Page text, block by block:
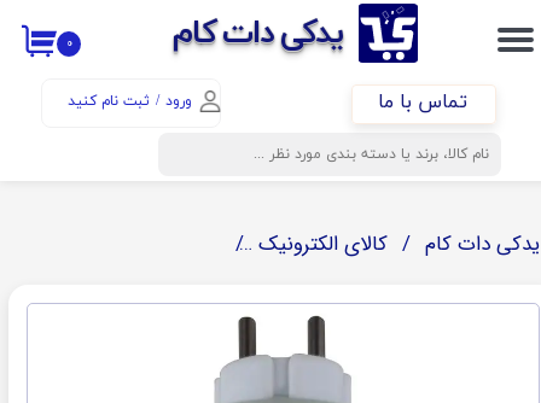
​​یدکی دات کام
ورود / ثبت نام کنید
حساب کاربری من
تغییر گذر واژه
سفارشات
۰
تماس با ما
یدکی دات کام کالای الکترونیک